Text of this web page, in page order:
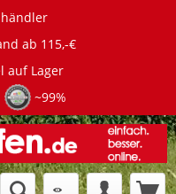
ab 115,-€
auf Lager
~99%